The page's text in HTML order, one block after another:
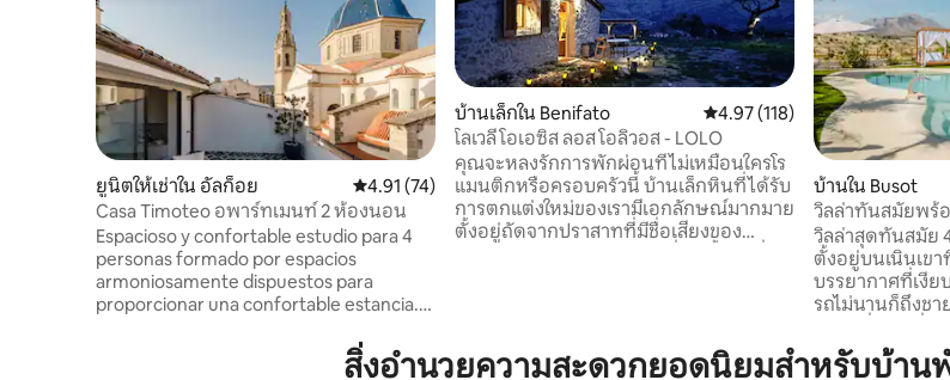
ยูนิตให้เช่าใน อัลก็อย คะแนนเฉลี่ย 4.91 จาก 5, 74 รีวิว
4.91 (74)
Casa Timoteo อพาร์ทเมนท์ 2 ห้องนอน
Espacioso y confortable estudio para 4
personas formado por espacios
armoniosamente dispuestos para
proporcionar una confortable estancia.
del edificio combina de forma exquisita
บ้านเล็กใน Benifato คะแนนเฉลี่ย 4.97 จาก 5, 118 รีวิ
4.97 (118)
โลเวลี โอเอซิส ลอส โอลิวอส - LOLO
คุณจะหลงรักการพักผ่อนที่ไม่เหมือนใครโร
แมนติกหรือครอบครัวนี้ บ้านเล็กหินที่ได้รับ
การตกแต่งใหม่ของเรามีเอกลักษณ์มากมาย
ตั้งอยู่ถัดจากปราสาทที่มีชื่อเสียงของ
พายเรือคายัคที่ทะเลสาบปั่นจักรยานรับ
ประทานอาหารที่ร้านอาหารท้องถิ่น
บ้านใน Busot
วิลล่าทันสมัยพร้
เทือกเขาบูโซต
วิลล่าสุดทันสมัย
ตั้งอยู่บนเนินเข
บรรยากาศที่เงีย
รถไม่นานก็ถึงชา
ชายหาดของเอ
ห่างจากอาลิกันเ
สิ่งอำนวยความสะดวกยอดนิยมสำหรับบ้าน